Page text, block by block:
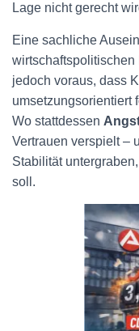
Lage nicht gerecht
Eine sachliche
jedoch voraus, dass
umsetzungsorientiert
Wo stattdessen
Vertrauen verspielt –
Stabilität
soll.